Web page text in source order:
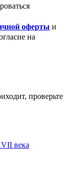
оферты и
на
проверьте
века